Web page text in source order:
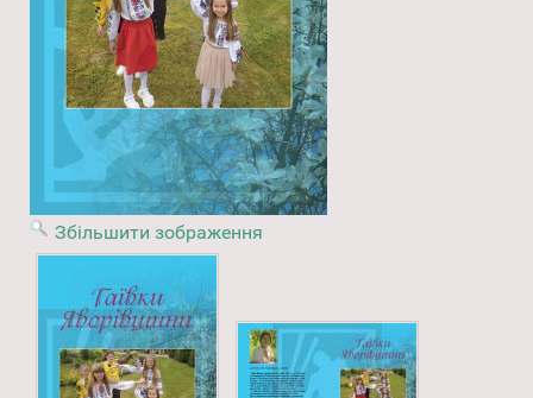
Збільшити зображення